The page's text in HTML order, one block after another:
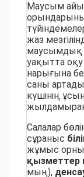
Маусым
жаз
маусымдық
уақытта
нарығына
саны
күшінің
Салалар
сұраныс
жұмыс орны
қызметтер
мың),